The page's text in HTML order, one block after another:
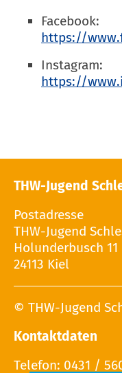
Facebook:
https://
Instagram:
https://
THW-Jugend
Postadresse
THW-Jugend
Holunderbusch 11
24113 Kiel
© THW-Jugend
Kontaktdaten
Telefon: 0431 /